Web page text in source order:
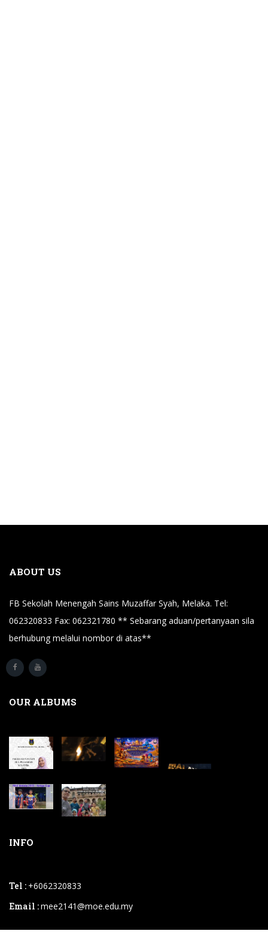
ABOUT US
FB Sekolah Menengah Sains Muzaffar Syah, Melaka. Tel:
062320833 Fax: 062321780 ** Sebarang aduan/pertanyaan sila
berhubung melalui nombor di atas**
OUR ALBUMS
INFO
Tel : +6062320833
Email :mee2141@moe.edu.my